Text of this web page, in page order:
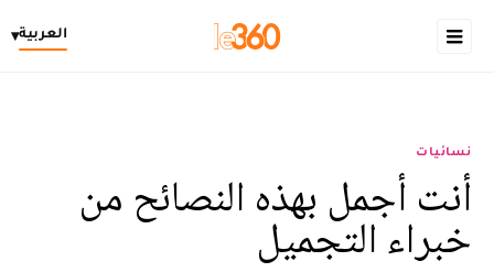
العربية▾
نسائيات
أنت أجمل بهذه النصائح من
خبراء التجميل